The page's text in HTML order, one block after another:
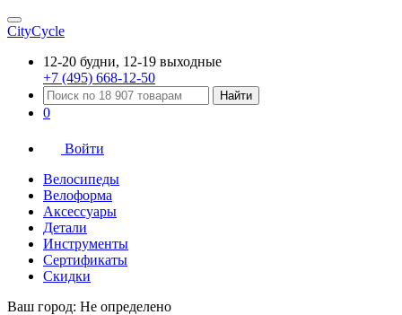
CityCycle
12-20 будни, 12-19 выходные
+7 (495) 668-12-50
Найти
0
Войти
Велосипеды
Велоформа
Аксессуары
Детали
Инструменты
Сертификаты
Скидки
Ваш город: Не определено